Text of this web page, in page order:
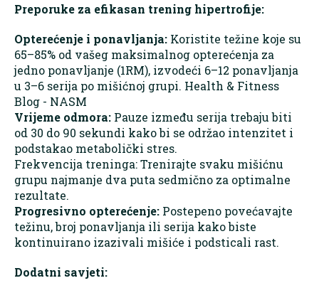
Preporuke za efikasan trening hipertrofije:
Opterećenje i ponavljanja: Koristite težine koje su
65–85% od vašeg maksimalnog opterećenja za
jedno ponavljanje (1RM), izvodeći 6–12 ponavljanja
u 3–6 serija po mišićnoj grupi. ​Health & Fitness
Blog - NASM
Vrijeme odmora: Pauze između serija trebaju biti
od 30 do 90 sekundi kako bi se održao intenzitet i
podstakao metabolički stres.​
Frekvencija treninga: Trenirajte svaku mišićnu
grupu najmanje dva puta sedmično za optimalne
rezultate.​
Progresivno opterećenje: Postepeno povećavajte
težinu, broj ponavljanja ili serija kako biste
kontinuirano izazivali mišiće i podsticali rast.​
Dodatni savjeti: